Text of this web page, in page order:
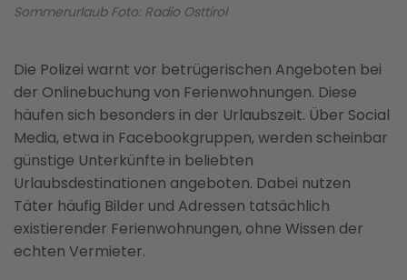
Sommerurlaub Foto: Radio Osttirol
Die Polizei warnt vor betrügerischen Angeboten bei
der Onlinebuchung von Ferienwohnungen. Diese
häufen sich besonders in der Urlaubszeit. Über Social
Media, etwa in Facebookgruppen, werden scheinbar
günstige Unterkünfte in beliebten
Urlaubsdestinationen angeboten. Dabei nutzen
Täter häufig Bilder und Adressen tatsächlich
existierender Ferienwohnungen, ohne Wissen der
echten Vermieter.